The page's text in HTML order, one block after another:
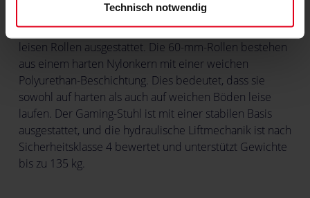
Technisch notwendig
Ein strapazierfähiges Nylon-Fußkreuz bildet die
Grundlage für den X1000. Seine fünf Arme sind mit
leisen Rollen ausgestattet. Die 60-mm-Rollen bestehen
aus einem harten Nylonkern mit einer weichen
Polyurethan-Beschichtung. Dies bedeutet, dass sie
sowohl auf harten als auch auf weichen Böden leise
laufen. Der Gaming-Stuhl ist mit einer stabilen Basis
ausgestattet, und die hydraulische Liftmechanik ist nach
Sicherheitsklasse 4 bewertet und unterstützt Gewichte
bis zu 135 kg.